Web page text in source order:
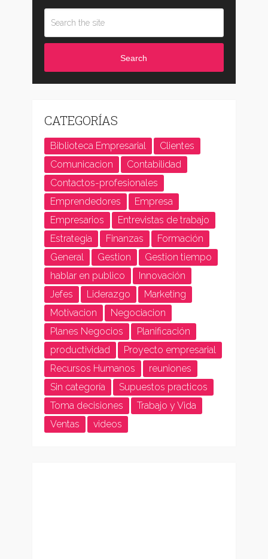
Search
CATEGORÍAS
Biblioteca Empresarial
Clientes
Comunicacion
Contabilidad
Contactos-profesionales
Emprendedores
Empresa
Empresarios
Entrevistas de trabajo
Estrategia
Finanzas
Formación
General
Gestion
Gestion tiempo
hablar en publico
Innovación
Jefes
Liderazgo
Marketing
Motivacion
Negociacion
Planes Negocios
Planificación
productividad
Proyecto empresarial
Recursos Humanos
reuniones
Sin categoría
Supuestos practicos
Toma decisiones
Trabajo y Vida
Ventas
videos